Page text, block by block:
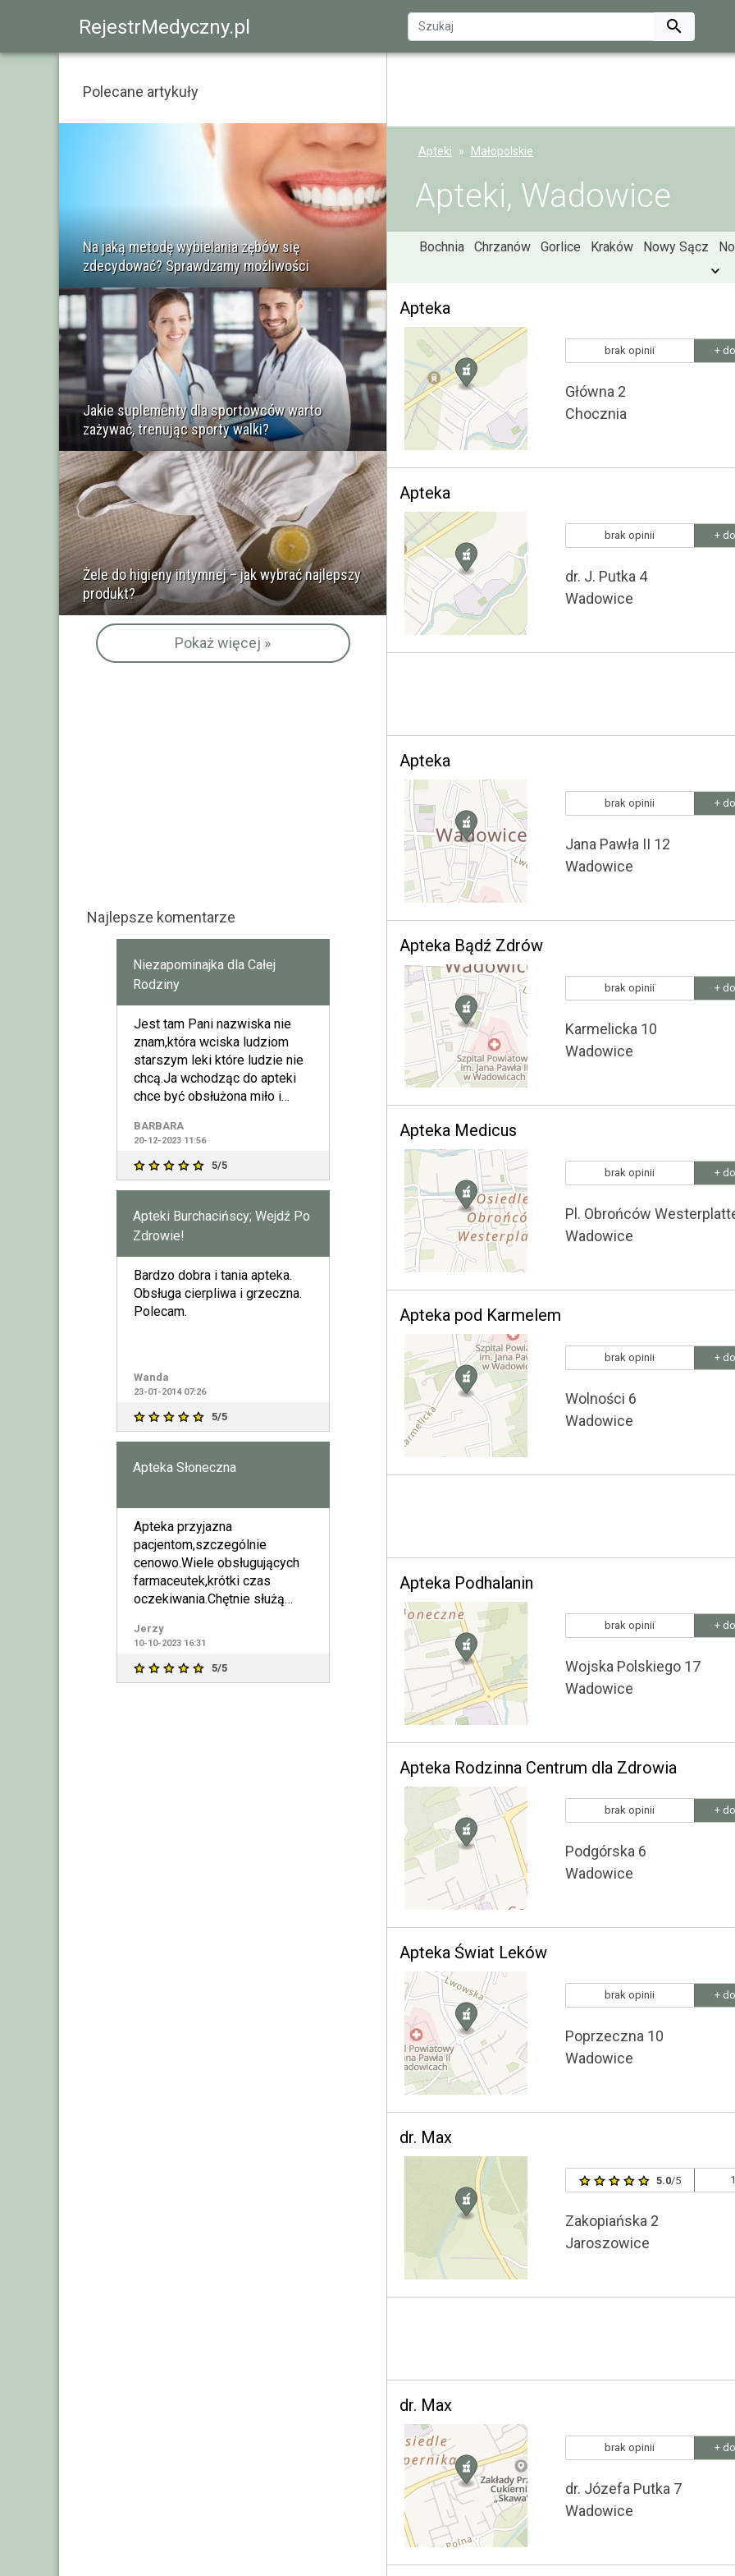
RejestrMedyczny.pl 
Apteki Małopolskie
Apteki, Wadowice
Bochnia Chrzanów Gorlice Kraków Nowy Sącz
Apteka
brak opinii +
Główna 2
Chocznia
Apteka
brak opinii +
dr. J. Putka 4
Wadowice
Apteka
brak opinii +
Jana Pawła II 12
Wadowice
Apteka Bądź Zdrów
brak opinii +
Karmelicka 10
Wadowice
Apteka Medicus
brak opinii +
Pl. Obrońców
Wadowice
Apteka pod Karmelem
brak opinii +
Wolności 6
Wadowice
Apteka Podhalanin
brak opinii +
Wojska Polskiego 17
Wadowice
Apteka Rodzinna Centrum dla Zdrowia
brak opinii +
Podgórska 6
Wadowice
Apteka Świat Leków
brak opinii +
Poprzeczna 10
Wadowice
dr. Max
5.0/5
Zakopiańska 2
Jaroszowice
dr. Max
brak opinii +
dr. Józefa Putka 7
Wadowice
Polecane artykuły
Na jaką metodę wybielania zębów się
zdecydować? Sprawdzamy możliwości
Jakie suplementy dla sportowców warto
zażywać, trenując sporty walki?
Żele do higieny intymnej – jak wybrać najlepszy
produkt?
Pokaż więcej »
Najlepsze komentarze
Niezapominajka dla Całej
Rodziny
Jest tam Pani nazwiska nie
znam,która wciska ludziom
starszym leki które ludzie nie
chcą.Ja wchodząc do apteki
chce być obsłużona miło i
BARBARA
20-12-2023 11:56
5/5
Apteki Burchacińscy; Wejdź Po
Zdrowie!
Bardzo dobra i tania apteka.
Obsługa cierpliwa i grzeczna.
Polecam.
Wanda
23-01-2014 07:26
5/5
Apteka Słoneczna
Apteka przyjazna
pacjentom,szczególnie
cenowo.Wiele obsługujących
farmaceutek,krótki czas
oczekiwania.Chętnie służą
b.często,jestem zado
Jerzy
10-10-2023 16:31
5/5